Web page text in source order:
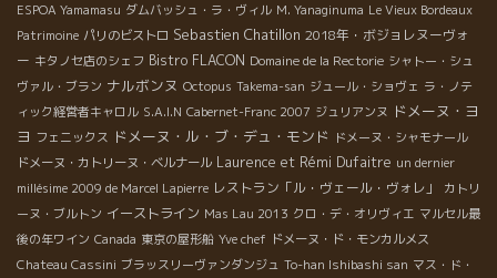
ESPOA Yamamasu ダムバッシュ・ラ・ヴィル M. Yanaginuma Le Vieux Bordeaux
Patrimoine パリのビストロ Sebastien Chatillon 2018年・ボジョレヌーヴォ
ー キタノセ店のシェフ Bistro FLACON Domaine de la Rectorie シャトー・シュ
ヴァル・ブラン ナルボンヌ Octopus Takema-san ジュール・ショヴェ ラ・ノテ
ィック経営者キャロル S.A.I.N Cabernet-Franc 2007 ジュリアンヌ ドメーヌ・ヨ
ヨ フェニックス ドメーヌ・ル・ブ・デュ・モンド ドメーヌ・シャモナール
ドメーヌ・カトリーヌ・ベルナール Laurence et Rémi Dufaitre un dernier
millésime 2009 de Marcel Lapierre レストラン「ル・ヴェール・ヴォレ」
カトリ
ーヌ・ブルトン イーストライン Mas Lau 2013 クロ・デ・オリヴィエ マルセル最
後の年ワイン Canada 東京の屋形船 Yve chef ドメーヌ・ド・モンカルメス
Chateau Cassini ブラッスリーヴァンダンジュ To-han Ishibashi san マス・ド・